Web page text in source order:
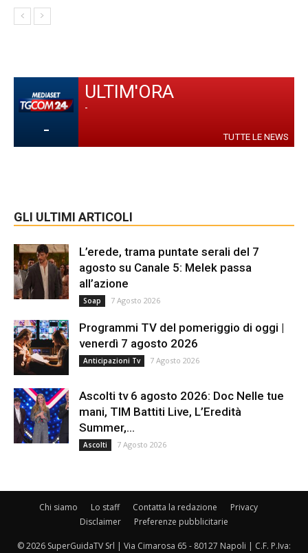
-
ULTIM'ORA
-
TUTTE LE NEWS
GLI ULTIMI ARTICOLI
L’erede, trama puntate serali del 7
agosto su Canale 5: Melek passa
all’azione
Soap 7 Agosto 2026
Programmi TV del pomeriggio di oggi |
venerdì 7 agosto 2026
Anticipazioni Tv 7 Agosto 2026
Ascolti tv 6 agosto 2026: Doc Nelle tue
mani, TIM Battiti Live, L’Eredità
Summer,...
Ascolti 7 Agosto 2026
Chi siamo Lo staff Contatta la redazione
Privacy
Disclaimer
Preferenze pubblicitarie
© 2026 SuperGuidaTV Srl | Via Cimarosa 65 - 80127 Napoli | C.F. P.Iva: